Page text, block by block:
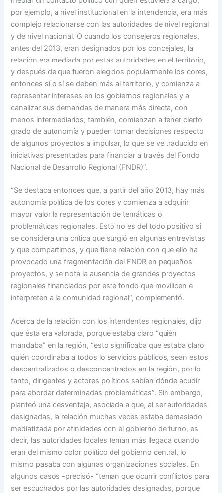
por ejemplo, a nivel institucional en la intendencia, era más
complejo relacionarse con las autoridades de nivel regional
y de nivel nacional. O cuando los consejeros regionales,
antes del 2013, eran designados por los concejales, la
relación era mediada por estas autoridades en el territorio,
y después de que fueron elegidos popularmente los cores,
entonces sí o sí se deben más al territorio, y comienza a
representar intereses en los gobiernos regionales y a
canalizar sus demandas de manera más directa, con
menos intermediarios; también, comienzan a tener cierto
grado de autonomía y pueden tomar decisiones respecto
de algunos proyectos a impulsar, lo que se ve traducido en
iniciativas presentadas para financiar a través del Fondo
Nacional de Desarrollo Regional (FNDR)”.
“Se destaca entonces que, a partir del año 2013, hay más
autonomía política de los cores y comienza a adquirir
mayor valor la representación de temáticas o
problemáticas regionales. Esto no es del todo positivo si
se considera una crítica que surgió en algunas entrevistas
y que compartimos, y que tiene relación con que ello ha
provocado una fragmentación del FNDR en pequeños
proyectos, y se nota la ausencia de grandes proyectos
regionales financiados por este fondo que movilicen e
interpreten a la comunidad regional”, complementó.
Acerca de la relación con los intendentes regionales, dijo
que ésta era valorada, porque estaba claro “quién
mandaba” en la región, “esto significaba que estaba claro
quién coordinaba a todos lo servicios públicos, sean estos
descentralizados o desconcentrados en la región, por lo
tanto, dirigentes y actores políticos sabían dónde acudir
para abordar determinadas problemáticas”. Sin embargo,
planteó una desventaja, asociada a que, al ser autoridades
designadas, la relación muchas veces estaba demasiado
mediatizada por afinidades con el gobierno de turno, es
decir, las autoridades locales tenían más llegada cuando
eran del mismo color político del gobierno central, lo
mismo pasaba con algunas organizaciones sociales. En
algunos casos -precisó- “tenían que ocurrir conflictos para
ser escuchados por las autoridades designadas, porque